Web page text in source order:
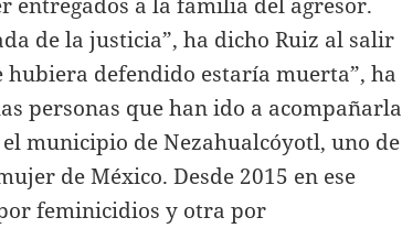
de la justicia”, ha dicho Ruiz al salir
hubiera defendido estaría muerta”, ha
personas que han ido a acompañarla
municipio de Nezahualcóyotl, uno de
de México. Desde 2015 en ese
feminicidios y otra por